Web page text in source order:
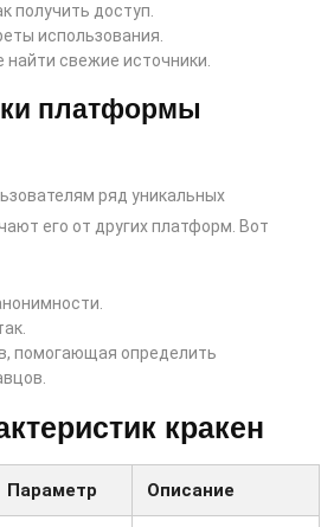
получить доступ.
использования.
найти свежие источники.
платформы
ряд уникальных
его от других платформ. Вот
помогающая определить
кракен
Параметр Описание